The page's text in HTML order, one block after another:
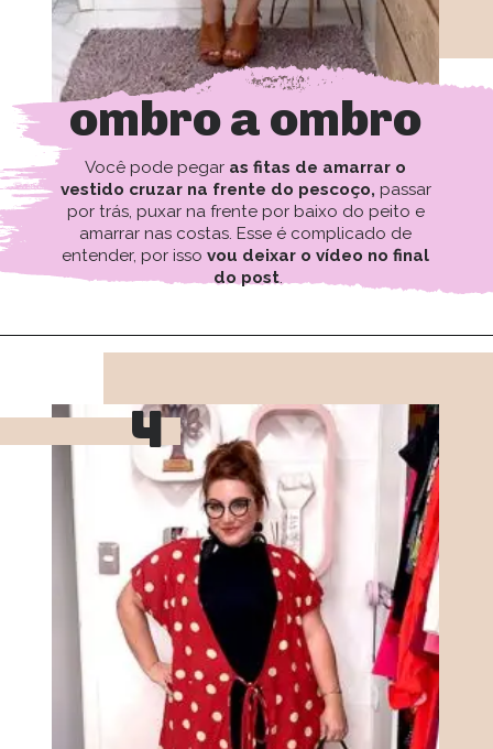
ombro a ombro
Você pode pegar as fitas de amarrar o
vestido cruzar na frente do pescoço, passar
por trás, puxar na frente por baixo do peito e
amarrar nas costas. Esse é complicado de
entender, por isso vou deixar o vídeo no final
do post.
4